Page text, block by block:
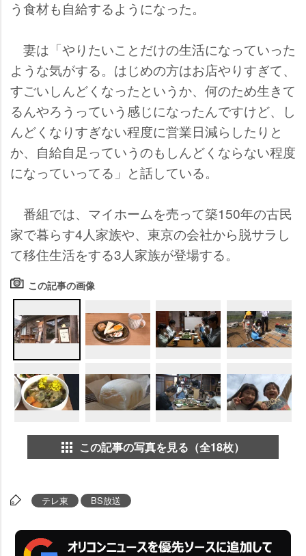
う食材も自給するようになった。
妻は「やりたいことだけの生活になっていった
ような気がする。はじめの方はお店やりすぎて、
すごいしんどくなったというか、何のため生きて
るんやろうっていう感じになったんですけど、し
んどくなりすぎない程度に営業日減らしたりと
か、自給自足っていうのもしんどくならない程度
になっていってる」と話している。
番組では、マイホームを売って築150年の古民
家で暮らす4人家族や、東京の会社から脱サラし
て移住生活をする3人家族が登場する。
この記事の画像
この記事の写真を見る（全18枚）
テレ東 BS放送